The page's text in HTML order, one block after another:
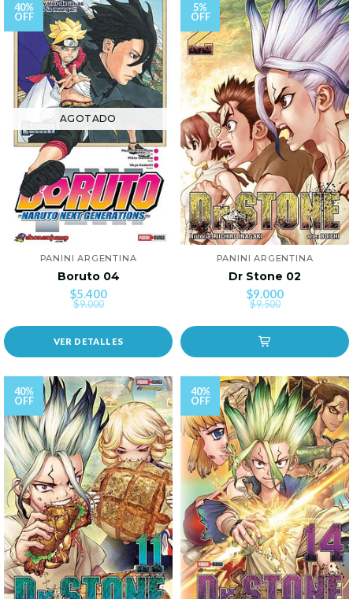
40%
OFF
AGOTADO
PANINI ARGENTINA
Boruto 04
$5.400
$9.000
VER DETALLES
5%
OFF
PANINI ARGENTINA
Dr Stone 02
$9.000
$9.500
40%
OFF
40%
OFF